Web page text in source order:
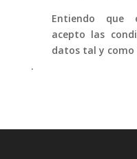
Entiendo que
acepto las
datos tal y como
.